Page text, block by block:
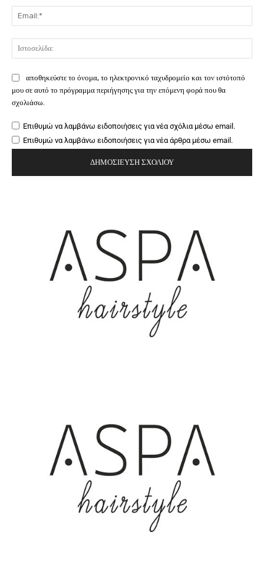
αποθηκεύστε το όνομα, το ηλεκτρονικό ταχυδρομείο και τον ιστότοπό
μου σε αυτό το πρόγραμμα περιήγησης για την επόμενη φορά που θα
σχολιάσω.
Επιθυμώ να λαμβάνω ειδοποιήσεις για νέα σχόλια μέσω email.
Επιθυμώ να λαμβάνω ειδοποιήσεις για νέα άρθρα μέσω email.